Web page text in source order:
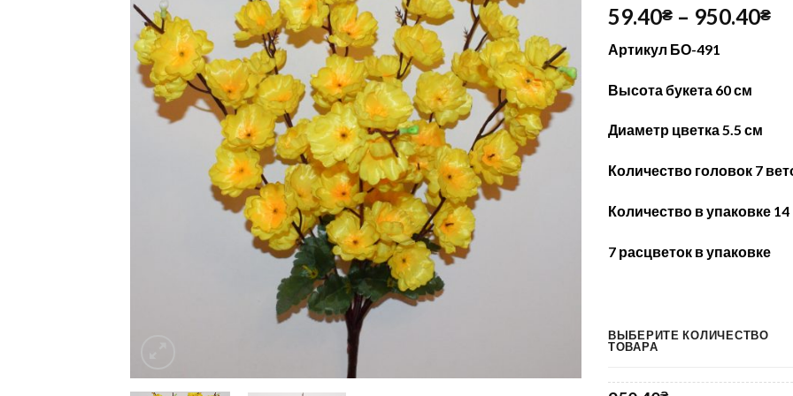
59.40₴ – 950.40₴
Артикул БО-491
Высота букета 60см
Диаметр цветка 5.5 см
Количество головок 7
Количество в упаковке 14
7 расцветок в упаковке
ВЫБЕРИТЕ КОЛИЧЕСТВО
ТОВАРА